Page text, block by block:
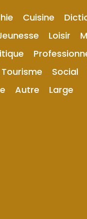
Cuisine
Loisir
Tourisme
Social
Autre Large